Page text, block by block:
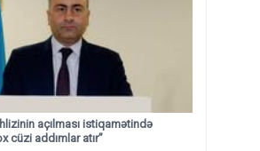
açılması istiqamətində
cüzi addımlar atır”